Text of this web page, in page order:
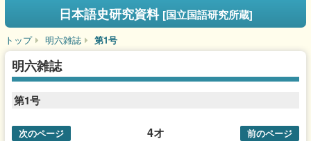
日本語史研究資料 [国立国語研究所蔵]
トップ 明六雑誌 第1号
明六雑誌
第1号
4オ
次のページ 前のページ